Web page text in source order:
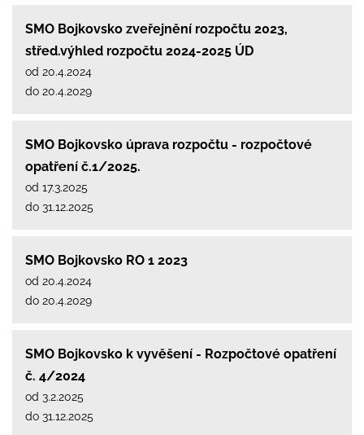
SMO Bojkovsko zveřejnění rozpočtu 2023,
střed.výhled rozpočtu 2024-2025 ÚD
od 20.4.2024
do 20.4.2029
SMO Bojkovsko úprava rozpočtu - rozpočtové
opatření č.1/2025.
od 17.3.2025
do 31.12.2025
SMO Bojkovsko RO 1 2023
od 20.4.2024
do 20.4.2029
SMO Bojkovsko k vyvěšení - Rozpočtové opatření
č. 4/2024
od 3.2.2025
do 31.12.2025